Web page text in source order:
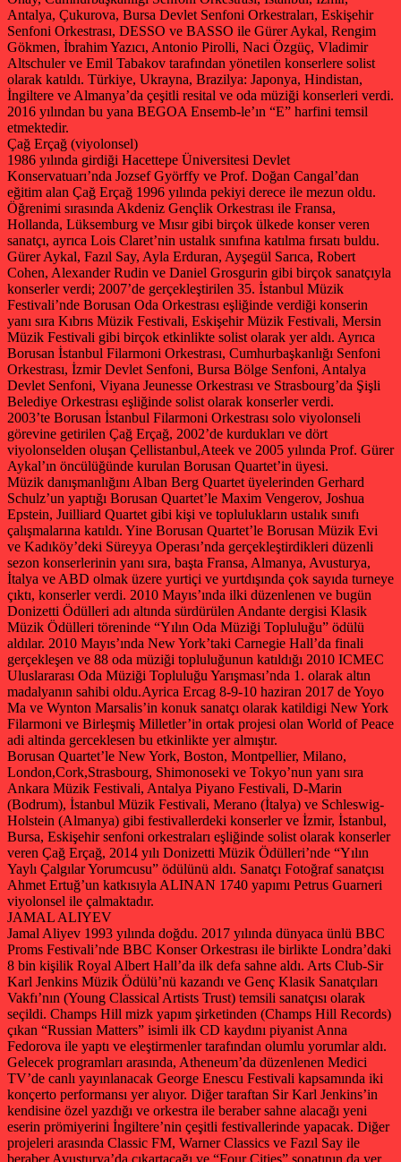
Antalya, Çukurova, Bursa Devlet Senfoni Orkestraları, Eskişehir
Senfoni Orkestrası, DESSO ve BASSO ile Gürer Aykal, Rengim
Gökmen, İbrahim Yazıcı, Antonio Pirolli, Naci Özgüç, Vladimir
Altschuler ve Emil Tabakov tarafından yönetilen konserlere solist
olarak katıldı. Türkiye, Ukrayna, Brazilya: Japonya, Hindistan,
İngiltere ve Almanya’da çeşitli resital ve oda müziği konserleri verdi.
2016 yılından bu yana BEGOA Ensemb-le’ın “E” harfini temsil
etmektedir.
Çağ Erçağ (viyolonsel)
1986 yılında girdiği Hacettepe Üniversitesi Devlet
Konservatuarı’nda Jozsef Györffy ve Prof. Doğan Cangal’dan
eğitim alan Çağ Erçağ 1996 yılında pekiyi derece ile mezun oldu.
Öğrenimi sırasında Akdeniz Gençlik Orkestrası ile Fransa,
Hollanda, Lüksemburg ve Mısır gibi birçok ülkede konser veren
sanatçı, ayrıca Lois Claret’nin ustalık sınıfına katılma fırsatı buldu.
Gürer Aykal, Fazıl Say, Ayla Erduran, Ayşegül Sarıca, Robert
Cohen, Alexander Rudin ve Daniel Grosgurin gibi birçok sanatçıyla
konserler verdi; 2007’de gerçekleştirilen 35. İstanbul Müzik
Festivali’nde Borusan Oda Orkestrası eşliğinde verdiği konserin
yanı sıra Kıbrıs Müzik Festivali, Eskişehir Müzik Festivali, Mersin
Müzik Festivali gibi birçok etkinlikte solist olarak yer aldı. Ayrıca
Borusan İstanbul Filarmoni Orkestrası, Cumhurbaşkanlığı Senfoni
Orkestrası, İzmir Devlet Senfoni, Bursa Bölge Senfoni, Antalya
Devlet Senfoni, Viyana Jeunesse Orkestrası ve Strasbourg’da Şişli
Belediye Orkestrası eşliğinde solist olarak konserler verdi.
2003’te Borusan İstanbul Filarmoni Orkestrası solo viyolonseli
görevine getirilen Çağ Erçağ, 2002’de kurdukları ve dört
viyolonselden oluşan Çellistanbul,Ateek ve 2005 yılında Prof. Gürer
Aykal’ın öncülüğünde kurulan Borusan Quartet’in üyesi.
Müzik danışmanlığını Alban Berg Quartet üyelerinden Gerhard
Schulz’un yaptığı Borusan Quartet’le Maxim Vengerov, Joshua
Epstein, Juilliard Quartet gibi kişi ve toplulukların ustalık sınıfı
çalışmalarına katıldı. Yine Borusan Quartet’le Borusan Müzik Evi
ve Kadıköy’deki Süreyya Operası’nda gerçekleştirdikleri düzenli
sezon konserlerinin yanı sıra, başta Fransa, Almanya, Avusturya,
İtalya ve ABD olmak üzere yurtiçi ve yurtdışında çok sayıda turneye
çıktı, konserler verdi. 2010 Mayıs’ında ilki düzenlenen ve bugün
Donizetti Ödülleri adı altında sürdürülen Andante dergisi Klasik
Müzik Ödülleri töreninde “Yılın Oda Müziği Topluluğu” ödülü
aldılar. 2010 Mayıs’ında New York’taki Carnegie Hall’da finali
gerçekleşen ve 88 oda müziği topluluğunun katıldığı 2010 ICMEC
Uluslararası Oda Müziği Topluluğu Yarışması’nda 1. olarak altın
madalyanın sahibi oldu.Ayrica Ercag 8-9-10 haziran 2017 de Yoyo
Ma ve Wynton Marsalis’in konuk sanatçı olarak katildigi New York
Filarmoni ve Birleşmiş Milletler’in ortak projesi olan World of Peace
adi altinda gerceklesen bu etkinlikte yer almıştır.
Borusan Quartet’le New York, Boston, Montpellier, Milano,
London,Cork,Strasbourg, Shimonoseki ve Tokyo’nun yanı sıra
Ankara Müzik Festivali, Antalya Piyano Festivali, D-Marin
(Bodrum), İstanbul Müzik Festivali, Merano (İtalya) ve Schleswig-
Holstein (Almanya) gibi festivallerdeki konserler ve İzmir, İstanbul,
Bursa, Eskişehir senfoni orkestraları eşliğinde solist olarak konserler
veren Çağ Erçağ, 2014 yılı Donizetti Müzik Ödülleri’nde “Yılın
Yaylı Çalgılar Yorumcusu” ödülünü aldı. Sanatçı Fotoğraf sanatçısı
Ahmet Ertuğ’un katkısıyla ALINAN 1740 yapımı Petrus Guarneri
viyolonsel ile çalmaktadır.
JAMAL ALIYEV
Jamal Aliyev 1993 yılında doğdu. 2017 yılında dünyaca ünlü BBC
Proms Festivali’nde BBC Konser Orkestrası ile birlikte Londra’daki
8 bin kişilik Royal Albert Hall’da ilk defa sahne aldı. Arts Club-Sir
Karl Jenkins Müzik Ödülü’nü kazandı ve Genç Klasik Sanatçıları
Vakfı’nın (Young Classical Artists Trust) temsili sanatçısı olarak
seçildi. Champs Hill mizk yapım şirketinden (Champs Hill Records)
çıkan “Russian Matters” isimli ilk CD kaydını piyanist Anna
Fedorova ile yaptı ve eleştirmenler tarafından olumlu yorumlar aldı.
Gelecek programları arasında, Atheneum’da düzenlenen Medici
TV’de canlı yayınlanacak George Enescu Festivali kapsamında iki
konçerto performansı yer alıyor. Diğer taraftan Sir Karl Jenkins’in
kendisine özel yazdığı ve orkestra ile beraber sahne alacağı yeni
eserin prömiyerini İngiltere’nin çeşitli festivallerinde yapacak. Diğer
projeleri arasında Classic FM, Warner Classics ve Fazıl Say ile
beraber Avusturya’da çıkartacağı ve “Four Cities” sonatının da yer